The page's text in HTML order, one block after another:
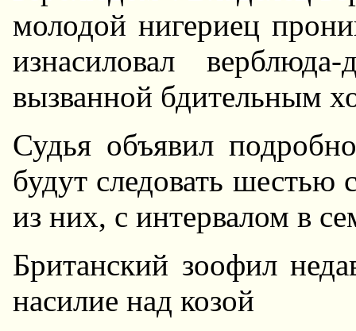
молодой нигериец
изнасиловал
вызванной бдительным
Судья объявил
будут следовать
из них, с интервалом в
Британский зоофил
насилие над козой